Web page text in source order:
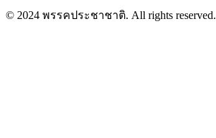
© 2024 พรรคประชาชาติ. All rights reserved.